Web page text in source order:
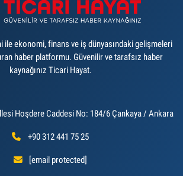
ile ekonomi, finans ve iş dünyasındaki gelişmeleri
haber platformu. Güvenilir ve tarafsız haber
kaynağınız Ticari Hayat.
Hoşdere Caddesi No: 184/6 Çankaya / Ankara
+90 312 441 75 25
[email protected]